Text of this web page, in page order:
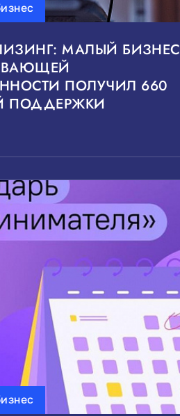
МАЛЫЙ БИЗНЕС
ПОЛУЧИЛ 660
ПОДДЕРЖКИ